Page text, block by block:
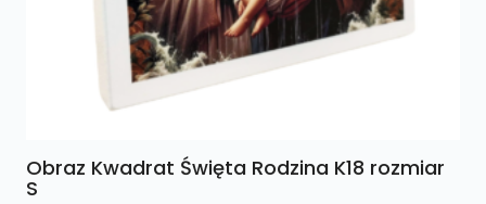
Obraz Kwadrat Święta Rodzina K18 rozmiar
S